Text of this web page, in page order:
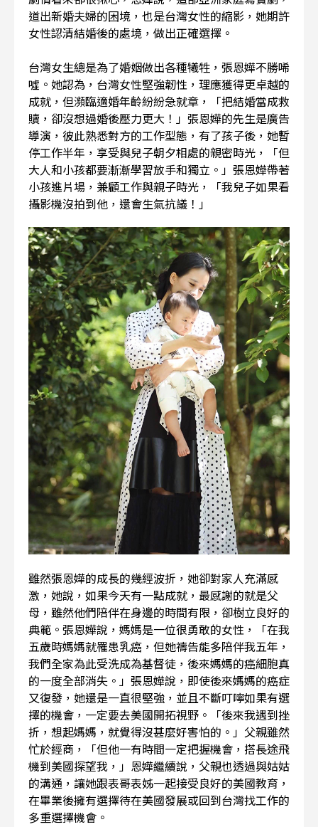
道出新婚夫婦的困境，也是台灣女性的縮影，她期許
女性認清結婚後的處境，做出正確選擇。
台灣女生總是為了婚姻做出各種犧牲，張恩嬅不勝唏
噓。她認為，台灣女性堅強韌性，理應獲得更卓越的
成就，但瀕臨適婚年齡紛紛急就章，「把結婚當成救
贖，卻沒想過婚後壓力更大！」張恩嬅的先生是廣告
導演，彼此熟悉對方的工作型態，有了孩子後，她暫
停工作半年，享受與兒子朝夕相處的親密時光，「但
大人和小孩都要漸漸學習放手和獨立。」張恩嬅帶著
小孩進片場，兼顧工作與親子時光，「我兒子如果看
攝影機沒拍到他，還會生氣抗議！」
雖然張恩嬅的成長的幾經波折，她卻對家人充滿感
激，她說，如果今天有一點成就，最感謝的就是父
母，雖然他們陪伴在身邊的時間有限，卻樹立良好的
典範。張恩嬅說，媽媽是一位很勇敢的女性，「在我
五歲時媽媽就罹患乳癌，但她禱告能多陪伴我五年，
我們全家為此受洗成為基督徒，後來媽媽的癌細胞真
的一度全部消失。」張恩嬅說，即使後來媽媽的癌症
又復發，她還是一直很堅強，並且不斷叮嚀如果有選
擇的機會，一定要去美國開拓視野。「後來我遇到挫
折，想起媽媽，就覺得沒甚麼好害怕的。」父親雖然
忙於經商，「但他一有時間一定把握機會，搭長途飛
機到美國探望我，」恩嬅繼續說，父親也透過與姑姑
的溝通，讓她跟表哥表姊一起接受良好的美國教育，
在畢業後擁有選擇待在美國發展或回到台灣找工作的
多重選擇機會。